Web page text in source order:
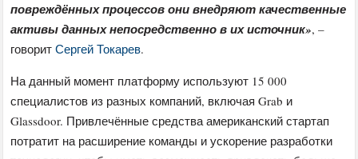
повреждённых процессов они внедряют качественные
активы данных непосредственно в их источник», –
говоритСергей Токарев.
На данный момент платформу используют 15 000
специалистов из разных компаний, включая Grab и
Glassdoor. Привлечённые средства американский стартап
потратит на расширение команды и ускорение разработки